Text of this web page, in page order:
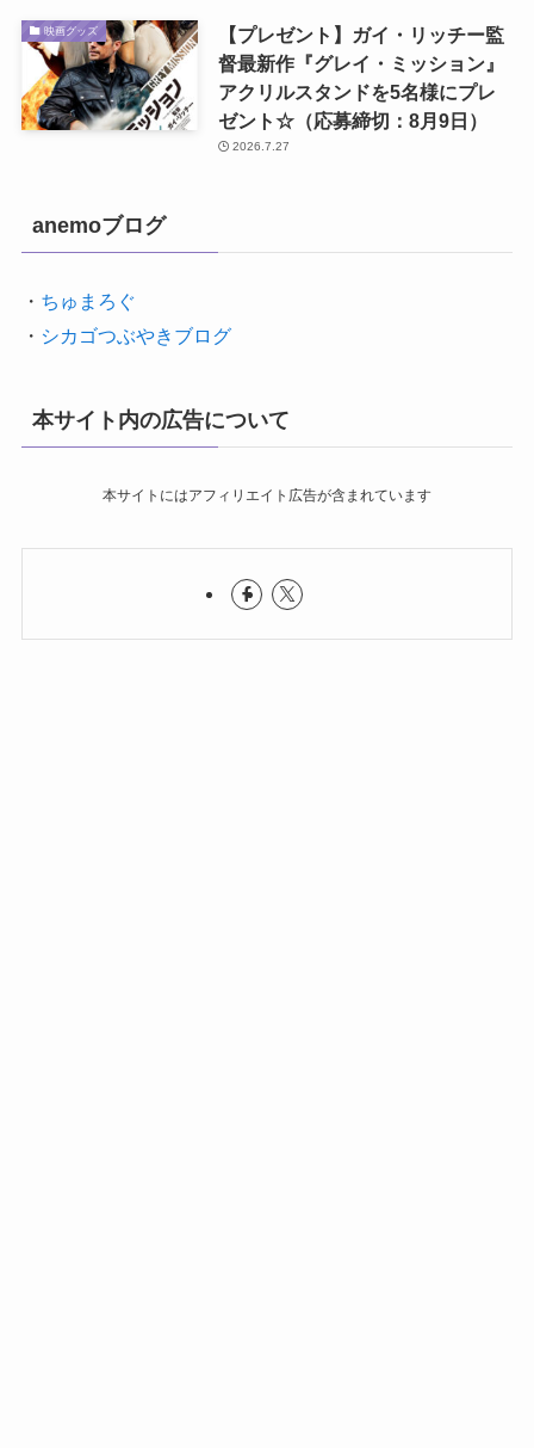
映画グッズ
【プレゼント】ガイ・リッチー監
督最新作『グレイ・ミッション』
アクリルスタンドを5名様にプレ
ゼント☆（応募締切：8月9日）
2026.7.27
anemoブログ
・ ちゅまろぐ
・ シカゴつぶやきブログ
本サイト内の広告について
本サイトにはアフィリエイト広告が含まれています